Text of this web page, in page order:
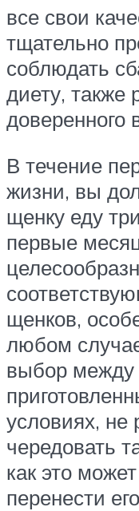
все свои
тщательно
соблюдать
диету, также
доверенного
В течение
жизни, вы
щенку еду
первые
щенков,
любом
выбор между
условиях, не
чередовать
как это
перенести